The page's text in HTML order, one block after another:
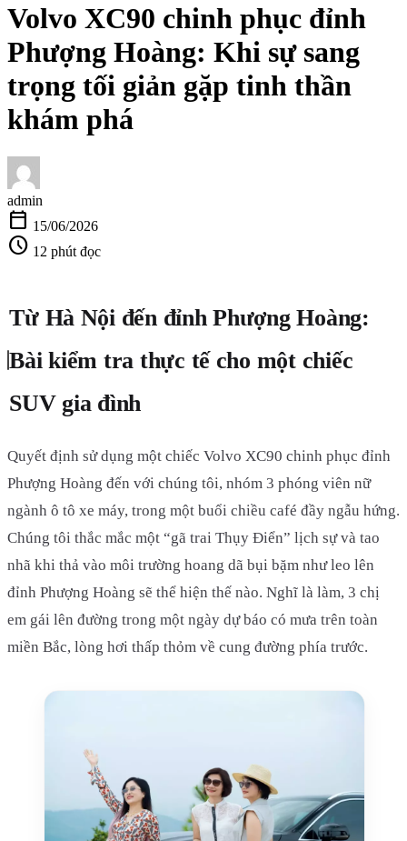
Volvo XC90 chinh phục đỉnh
Phượng Hoàng: Khi sự sang
trọng tối giản gặp tinh thần
khám phá
admin
calendar_today 15/06/2026
schedule 12 phút đọc
Từ Hà Nội đến đỉnh Phượng Hoàng:
Bài kiểm tra thực tế cho một chiếc
SUV gia đình
Quyết định sử dụng một chiếc Volvo XC90 chinh phục đỉnh
Phượng Hoàng đến với chúng tôi, nhóm 3 phóng viên nữ
ngành ô tô xe máy, trong một buổi chiều café đầy ngẫu hứng.
Chúng tôi thắc mắc một “gã trai Thụy Điển” lịch sự và tao
nhã khi thả vào môi trường hoang dã bụi bặm như leo lên
đỉnh Phượng Hoàng sẽ thể hiện thế nào. Nghĩ là làm, 3 chị
em gái lên đường trong một ngày dự báo có mưa trên toàn
miền Bắc, lòng hơi thấp thỏm về cung đường phía trước.